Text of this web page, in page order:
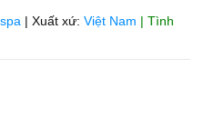
| Xuất xứ: Việt Nam | Tình